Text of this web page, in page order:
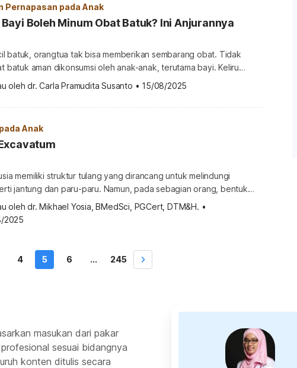
[…]
Pernapasan pada Anak
Boleh Minum Obat Batuk? Ini Anjurannya
batuk, orangtua tak bisa memberikan sembarang obat. Tidak
batuk aman dikonsumsi oleh anak-anak, terutama bayi. Keliru
obat mungkin malah akan membuat bayi tidak sembuh-sembuh.
apakah bayi boleh minum obat batuk? Upaya penanganan
yang bisa dilakukan orangtua untuk mengatasi batuk pada bayi?
oleh dr. Carla Pramudita Susanto • 15/08/2025
Anak
memiliki struktur tulang yang dirancang untuk melindungi
jantung dan paru-paru. Namun, pada sebagian orang, bentuk
dapat mengalami kelainan sejak lahir. Salah satu kelainan yang
adalah pectus excavatum. Ketahui selengkapnya terkait pectus
oleh dr. Mikhael Yosia, BMedSci, PGCert, DTM&H. •
2025
4 5 6 ... 245
masukan dari pakar
sesuai bidangnya
konten ditulis secara